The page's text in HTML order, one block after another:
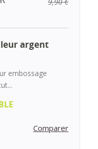
argent
embossage
Comparer